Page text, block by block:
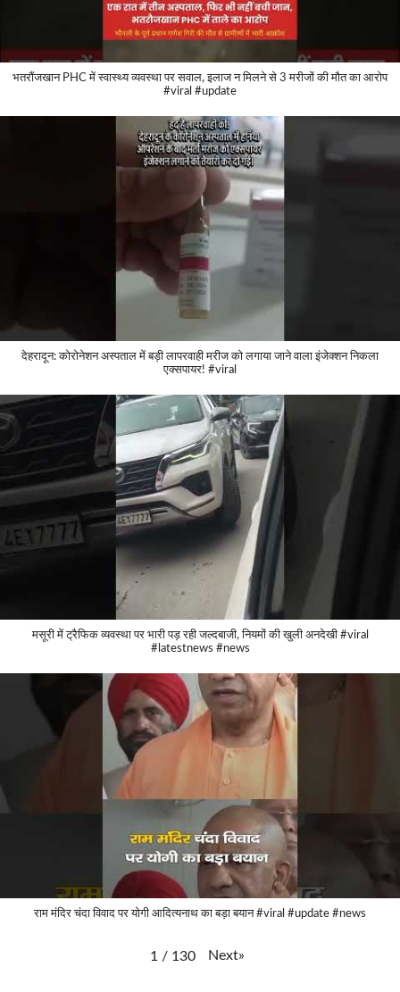
भतरौंजखान PHC में स्वास्थ्य व्यवस्था पर सवाल, इलाज न मिलने से 3 मरीजों की मौत का आरोप
#viral #update
देहरादून: कोरोनेशन अस्पताल में बड़ी लापरवाही मरीज को लगाया जाने वाला इंजेक्शन निकला
एक्सपायर! #viral
मसूरी में ट्रैफिक व्यवस्था पर भारी पड़ रही जल्दबाजी, नियमों की खुली अनदेखी #viral
#latestnews #news
राम मंदिर चंदा विवाद पर योगी आदित्यनाथ का बड़ा बयान #viral #update #news
1 / 130 Next»